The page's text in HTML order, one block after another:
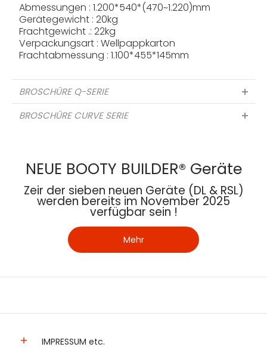
Abmessungen : 1.200*540*(470~1.220)mm
Gerätegewicht : 20kg
Frachtgewicht .: 22kg
Verpackungsart : Wellpappkarton
Frachtabmessung : 1.100*455*145mm
BROSCHÜRE Q-SERIE
BROSCHÜRE CURVE SERIE
NEUE BOOTY BUILDER® Geräte
Zeir der sieben neuen Geräte (DL & RSL)
werden bereits im November 2025
verfügbar sein !
Mehr
IMPRESSUM etc.